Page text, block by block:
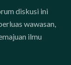
diskusi ini
wawasan,
ilmu